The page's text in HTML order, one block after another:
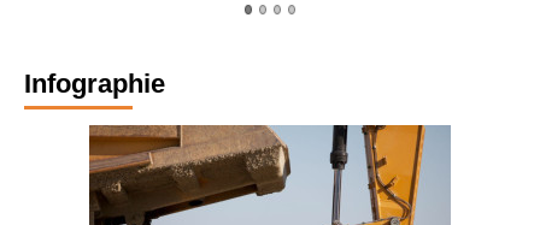
Infographie